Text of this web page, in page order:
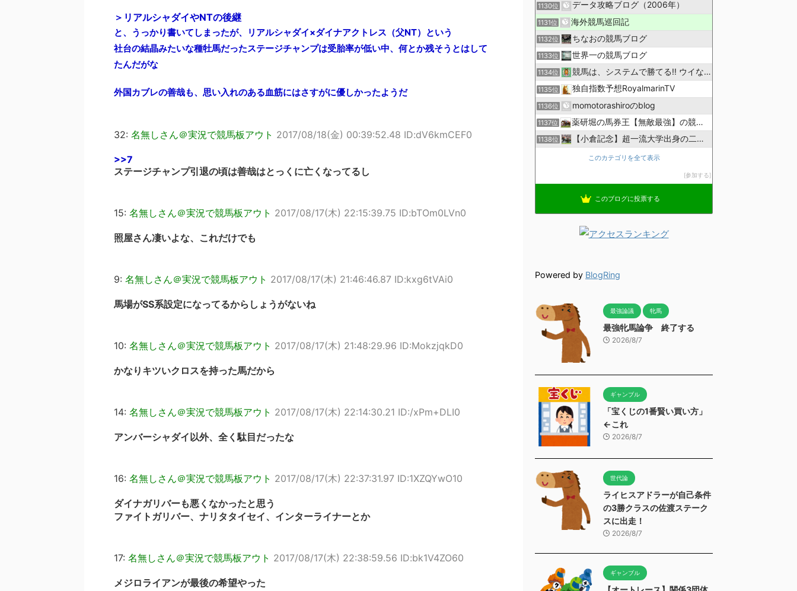
＞リアルシャダイやNTの後継
と、うっかり書いてしまったが、リアルシャダイ×ダイナアクトレス（父NT）という
社台の結晶みたいな種牡馬だったステージチャンプは受胎率が低い中、何とか残そうとはして
たんだがな
外国カブレの善哉も、思い入れのある血筋にはさすがに優しかったようだ
32: 名無しさん＠実況で競馬板アウト 2017/08/18(金) 00:39:52.48 ID:dV6kmCEF0
>>7
ステージチャンプ引退の頃は善哉はとっくに亡くなってるし
15: 名無しさん＠実況で競馬板アウト 2017/08/17(木) 22:15:39.75 ID:bTOm0LVn0
照屋さん凄いよな、これだけでも
9: 名無しさん＠実況で競馬板アウト 2017/08/17(木) 21:46:46.87 ID:kxg6tVAi0
馬場がSS系設定になってるからしょうがないね
10: 名無しさん＠実況で競馬板アウト 2017/08/17(木) 21:48:29.96 ID:MokzjqkD0
かなりキツいクロスを持った馬だから
14: 名無しさん＠実況で競馬板アウト 2017/08/17(木) 22:14:30.21 ID:/xPm+DLI0
アンバーシャダイ以外、全く駄目だったな
16: 名無しさん＠実況で競馬板アウト 2017/08/17(木) 22:37:31.97 ID:1XZQYwO10
ダイナガリバーも悪くなかったと思う
ファイトガリバー、ナリタタイセイ、インターライナーとか
17: 名無しさん＠実況で競馬板アウト 2017/08/17(木) 22:38:59.56 ID:bk1V4ZO60
メジロライアンが最後の希望やった
1130位 データ攻略ブログ（2006年）
1131位 海外競馬巡回記
1132位 ちなおの競馬ブログ
1133位 世界一の競馬ブログ
1134位 競馬は、システムで勝てる!! ウイなび
1135位 独自指数予想RoyalmarinTV
1136位 momotorashiroのblog
1137位 薬研堀の馬券王【無敵最強】の競馬予想
1138位 【小倉記念】超一流大学出身の二人で理論競馬
このカテゴリを全て表示
参加する
このブログに投票する
Powered by BlogRing
最強論議 牝馬
最強牝馬論争 終了する
2026/8/7
ギャンブル
「宝くじの1番賢い買い方」
←これ
2026/8/7
世代論
ライヒスアドラーが自己条件
の3勝クラスの佐渡ステーク
スに出走！
2026/8/7
ギャンブル